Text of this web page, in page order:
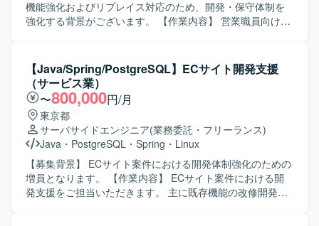
ト環境での開発経験を積むことができ、コミュニケーショ
ンを含めたチーム開発のスキル向上にもつながります。
ジェクト内の標準に沿ってご対応いただきます。
機能強化およびリプレイス対応のため、開発・保守体制を
強化する背景がございます。 【作業内容】 営業職員向け勤
て、設計・開発・テスト・リリースまで一連の工程に携わ
っていただきます。要件や基本設計などの上流工程にも関
与いただき、関連システムとの連携や仕様調整を行ってい
ただきます。 【求める人物像】 長期的な参画を前提に、主
体的に課題発見・改善提案ができる方を求めております。5
名以上のチーム開発体制の中で、周囲と連携しながら自律
的に動ける方、ドキュメントやコミュニケーションを通じ
て品質向上に取り組める方が望ましいです。 【ポジション
の魅力】 生命保険業界向けのコアシステムに携わること
で、業務知識とWebアプリケーション開発スキルの双方を
【Java/Spring/PostgreSQL】ECサイト開発支援
（サービス業）
〜800,000円/月
東京都
サーバサイドエンジニア(業務委託・フリーランス)
Java ・ PostgreSQL ・ Spring ・ Linux
【募集背景】 ECサイト案件における開発体制強化のための
増員となります。 【作業内容】 ECサイト案件における開
発支援をご担当いただきます。 主に既存機能の改修開発、